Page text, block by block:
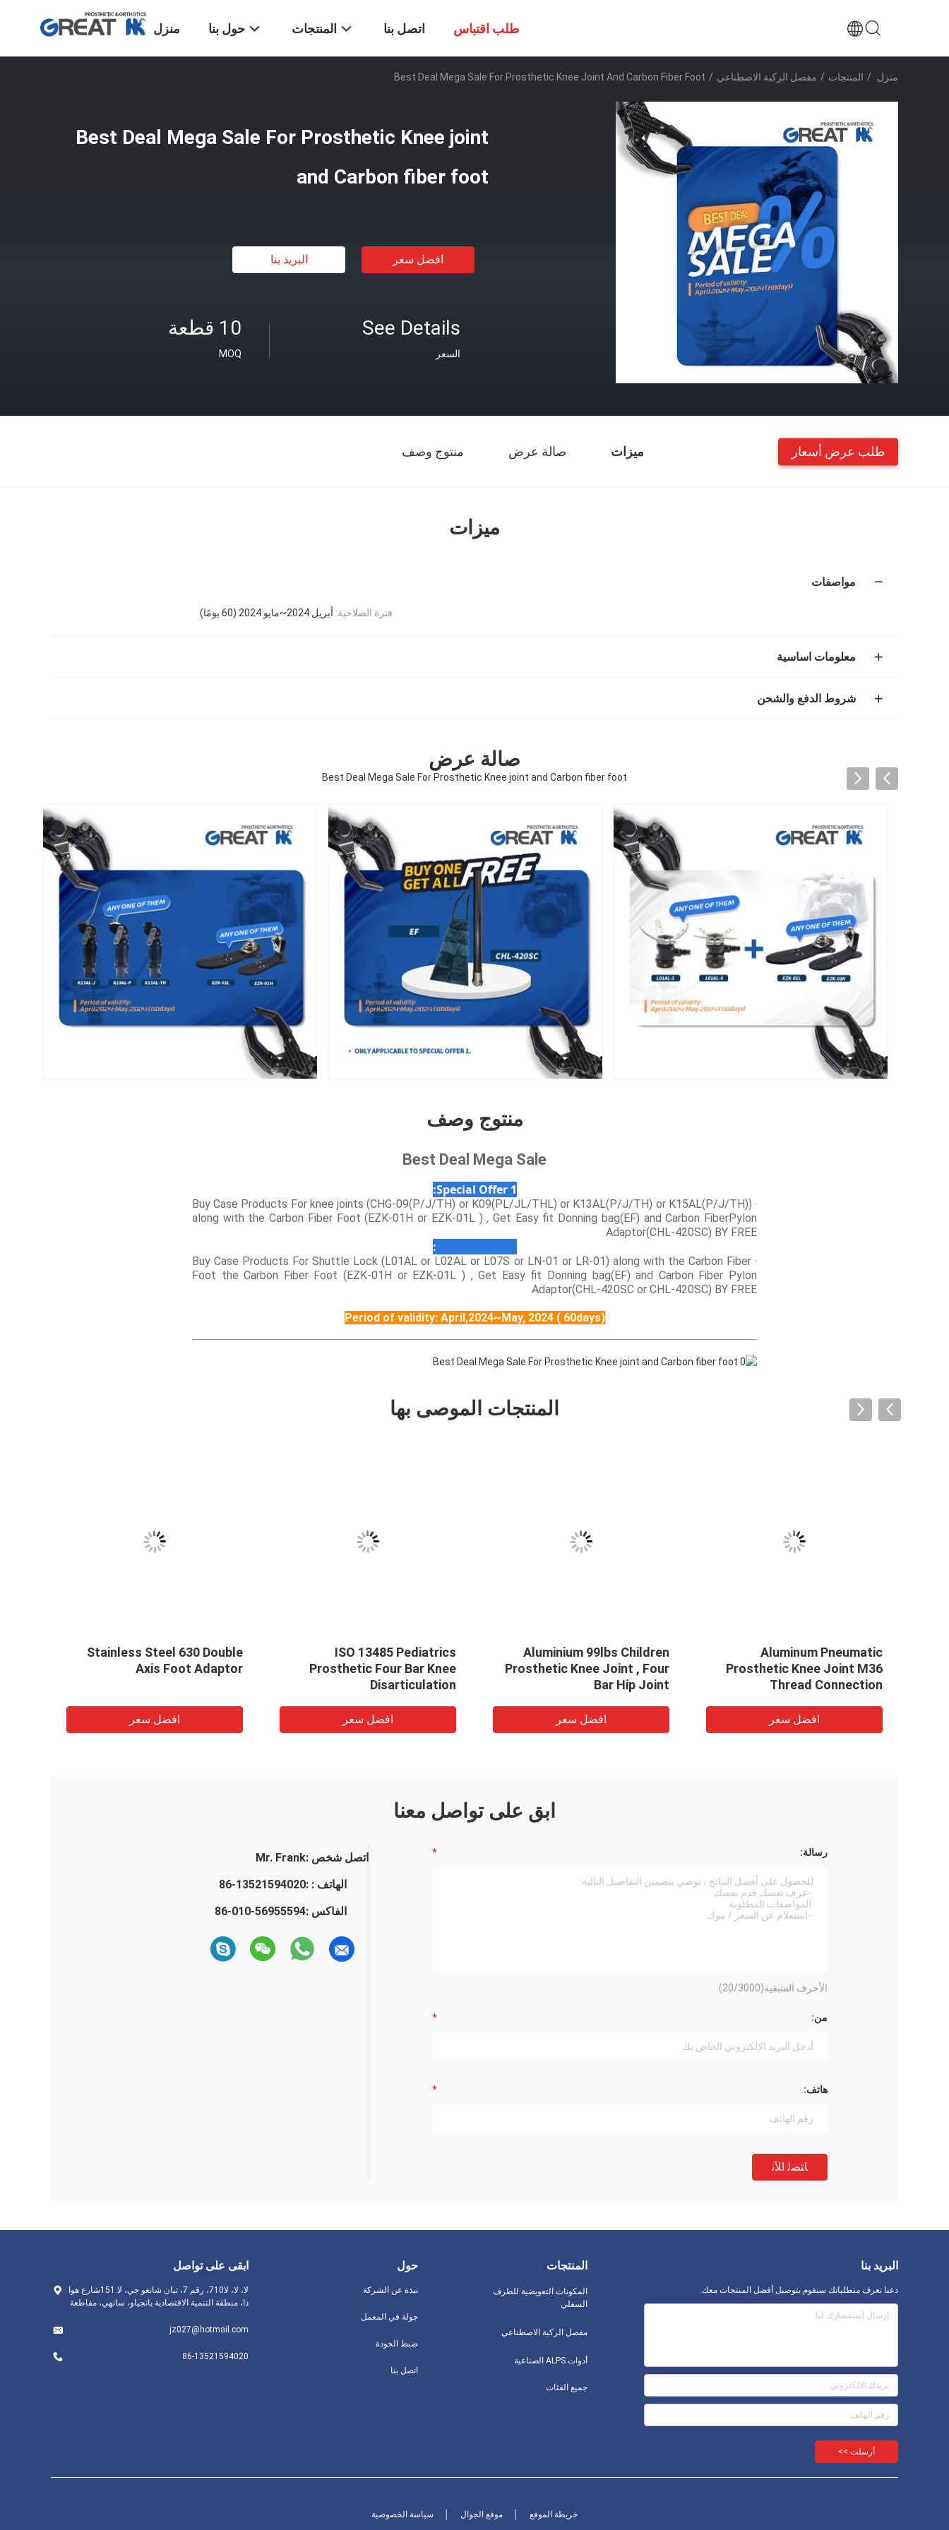
منزل حول بنا المنتجات اتصل بنا طلب اقتباس
منزل / المنتجات / مفصل الركبة الاصطناعي /
Best Deal Mega Sale For Prosthetic Knee Joint And Carbon Fiber Foot
Best Deal Mega Sale For Prosthetic Knee joint
and Carbon fiber foot
افضل سعر البريد بنا
10 قطعة
MOQ
See Details
السعر
ميزات صالة عرض منتوج وصف طلب عرض أسعار
ميزات
مواصفات
فترة الصلاحية: أبريل 2024~مايو 2024 (60 يومًا)
معلومات اساسية
شروط الدفع والشحن
صالة عرض
Best Deal Mega Sale For Prosthetic Knee joint and Carbon fiber foot
منتوج وصف
Best Deal Mega Sale
Special Offer 1:
· Buy Case Products For knee joints (CHG-09(P/J/TH) or K09(PL/JL/THL) or K13AL(P/J/TH) or K15AL(P/J/TH))
along with the Carbon Fiber Foot (EZK-01H or EZK-01L ) , Get Easy fit Donning bag(EF) and Carbon FiberPylon
Adaptor(CHL-420SC) BY FREE
· Buy Case Products For Shuttle Lock (L01AL or L02AL or L07S or LN-01 or LR-01) along with the Carbon Fiber
Foot the Carbon Fiber Foot (EZK-01H or EZK-01L ) , Get Easy fit Donning bag(EF) and Carbon Fiber Pylon
Adaptor(CHL-420SC or CHL-420SC) BY FREE
Period of validity: April,2024~May, 2024 ( 60days)
المنتجات الموصى بها
Stainless Steel 630 Double
Axis Foot Adaptor
افضل سعر
ISO 13485 Pediatrics
Prosthetic Four Bar Knee
Disarticulation
افضل سعر
Aluminium 99lbs Children
Prosthetic Knee Joint , Four
Bar Hip Joint
افضل سعر
Aluminum Pneumatic
Prosthetic Knee Joint M36
Thread Connection
افضل سعر
ابق على تواصل معنا
اتصل شخص :Mr. Frank
الهاتف : :86-13521594020
الفاكس :86-010-56955594
رسالة:
الأحرف المتبقية( 20/3000)
من:
هاتف:
ﺎﺘﺼﻟ ﺍﻶﻧ
ابقى على تواصل
لا، لا، لا710، رقم 7، تيان شانغو جي، لا.151شارع هوا
دا، منطقة التنمية الاقتصادية يانجياو، سانهي، مقاطعة
jz027@hotmail.com
86-13521594020
حول
نبذة عن الشركة
جولة في المعمل
ضبط الجودة
اتصل بنا
المنتجات
المكونات التعويضية للطرف
السفلي
مفصل الركبة الاصطناعي
أدوات ALPS الصناعية
جميع الفئات
البريد بنا
دعنا نعرف متطلباتك سنقوم بتوصيل أفضل المنتجات معك.
أرسلت >>
خريطة الموقع موقع الجوال سياسة الخصوصية